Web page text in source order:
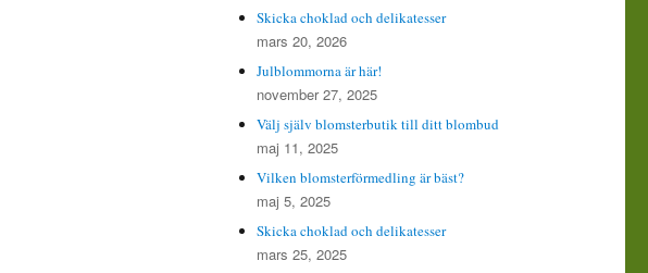
Skicka choklad och delikatesser
mars 20, 2026
Julblommorna är här!
november 27, 2025
Välj själv blomsterbutik till ditt blombud
maj 11, 2025
Vilken blomsterförmedling är bäst?
maj 5, 2025
Skicka choklad och delikatesser
mars 25, 2025